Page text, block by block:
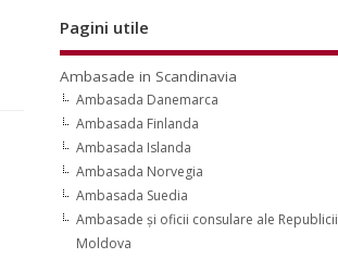
Pagini utile
Ambasade in Scandinavia
Ambasada Danemarca
Ambasada Finlanda
Ambasada Islanda
Ambasada Norvegia
Ambasada Suedia
Ambasade şi oficii consulare ale Republicii
Moldova